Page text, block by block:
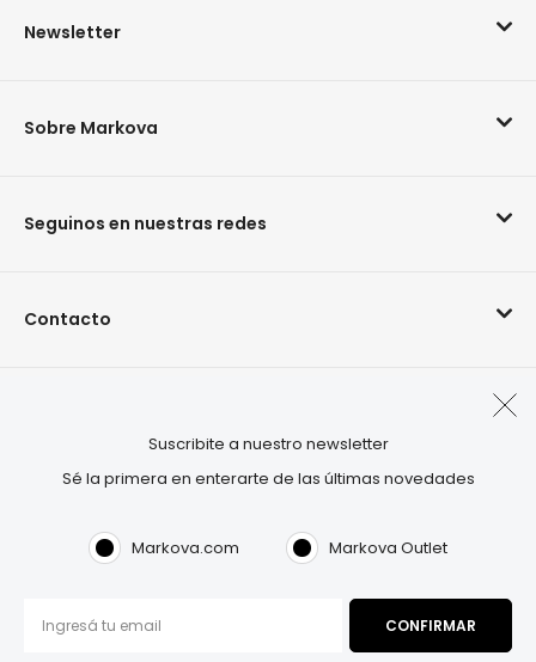
Newsletter
Sobre Markova
Seguinos en nuestras redes
Contacto
Suscribite a nuestro newsletter
Sé la primera en enterarte de las últimas novedades
Markova.com Markova Outlet